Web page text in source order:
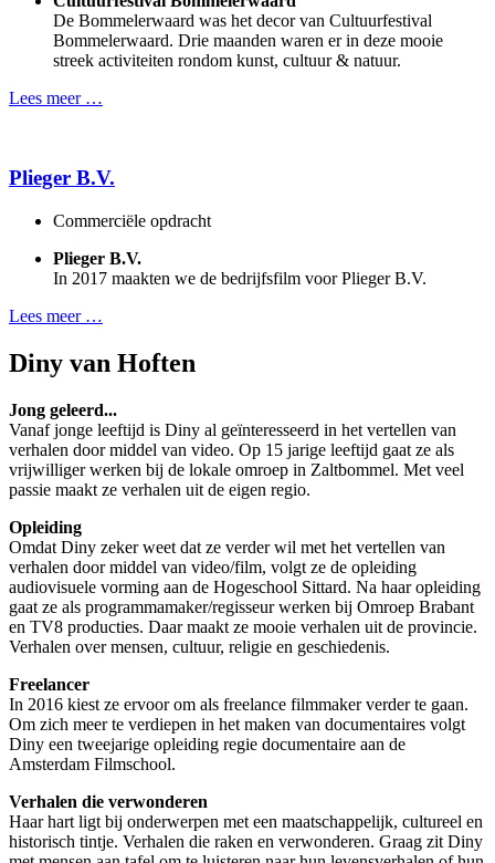
De Bommelerwaard was het decor van Cultuurfestival
Bommelerwaard. Drie maanden waren er in deze mooie
streek activiteiten rondom kunst, cultuur & natuur.
Lees meer …
Plieger B.V.
Commerciële opdracht
Plieger B.V.
In 2017 maakten we de bedrijfsfilm voor Plieger B.V.
Lees meer …
Diny van Hoften
Jong geleerd...
Vanaf jonge leeftijd is Diny al geïnteresseerd in het vertellen van
verhalen door middel van video. Op 15 jarige leeftijd gaat ze als
vrijwilliger werken bij de lokale omroep in Zaltbommel. Met veel
passie maakt ze verhalen uit de eigen regio.
Opleiding
Omdat Diny zeker weet dat ze verder wil met het vertellen van
verhalen door middel van video/film, volgt ze de opleiding
audiovisuele vorming aan de Hogeschool Sittard. Na haar opleiding
gaat ze als programmamaker/regisseur werken bij Omroep Brabant
en TV8 producties. Daar maakt ze mooie verhalen uit de provincie.
Verhalen over mensen, cultuur, religie en geschiedenis.
Freelancer
In 2016 kiest ze ervoor om als freelance filmmaker verder te gaan.
Om zich meer te verdiepen in het maken van documentaires volgt
Diny een tweejarige opleiding regie documentaire aan de
Amsterdam Filmschool.
Verhalen die verwonderen
Haar hart ligt bij onderwerpen met een maatschappelijk, cultureel en
historisch tintje. Verhalen die raken en verwonderen. Graag zit Diny